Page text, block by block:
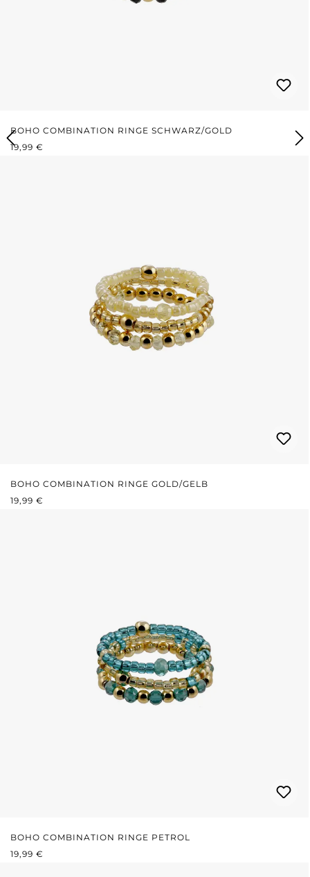
BOHO COMBINATION RINGE SCHWARZ/GOLD
REGULÄRER PREIS:
19,99 €
BOHO COMBINATION RINGE GOLD/GELB
REGULÄRER PREIS:
19,99 €
BOHO COMBINATION RINGE PETROL
REGULÄRER PREIS:
19,99 €